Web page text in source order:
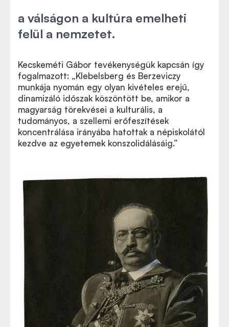
a válságon a kultúra emelheti
felül a nemzetet.
Kecskeméti Gábor tevékenységük kapcsán így
fogalmazott: „Klebelsberg és Berzeviczy
munkája nyomán egy olyan kivételes erejű,
dinamizáló időszak köszöntött be, amikor a
magyarság törekvései a kulturális, a
tudományos, a szellemi erőfeszítések
koncentrálása irányába hatottak a népiskolától
kezdve az egyetemek konszolidálásáig.”